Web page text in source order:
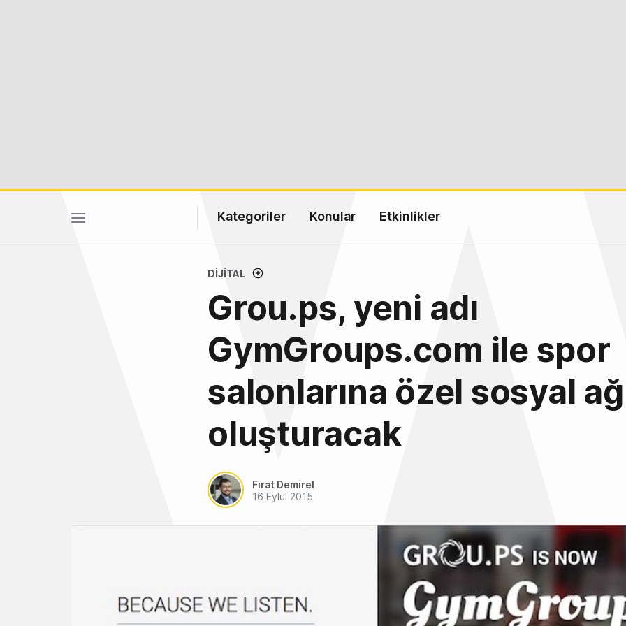
Kategoriler Konular Etkinlikler
DIJITAL
Grou.ps, yeni adı
GymGroups.com ile spor
salonlarına özel sosyal
oluşturacak
Fırat Demirel
16 Eylül 2015